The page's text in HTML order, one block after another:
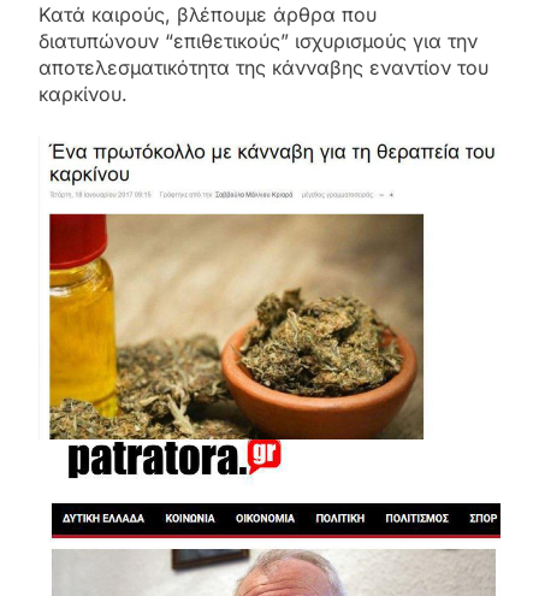
Κατά καιρούς, βλέπουμε άρθρα που
διατυπώνουν “επιθετικούς” ισχυρισμούς για την
αποτελεσματικότητα της κάνναβης εναντίον του
καρκίνου.